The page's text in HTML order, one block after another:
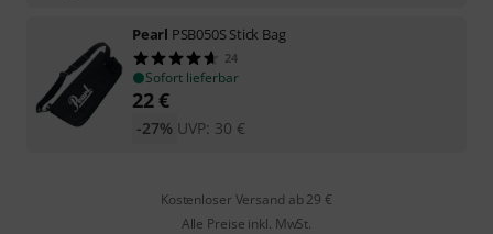
Pearl PSB050S Stick Bag
24
Sofort lieferbar
22€
UVP: 30 €
-27%
Kostenloser Versand ab 29 €
Alle Preise inkl. MwSt.